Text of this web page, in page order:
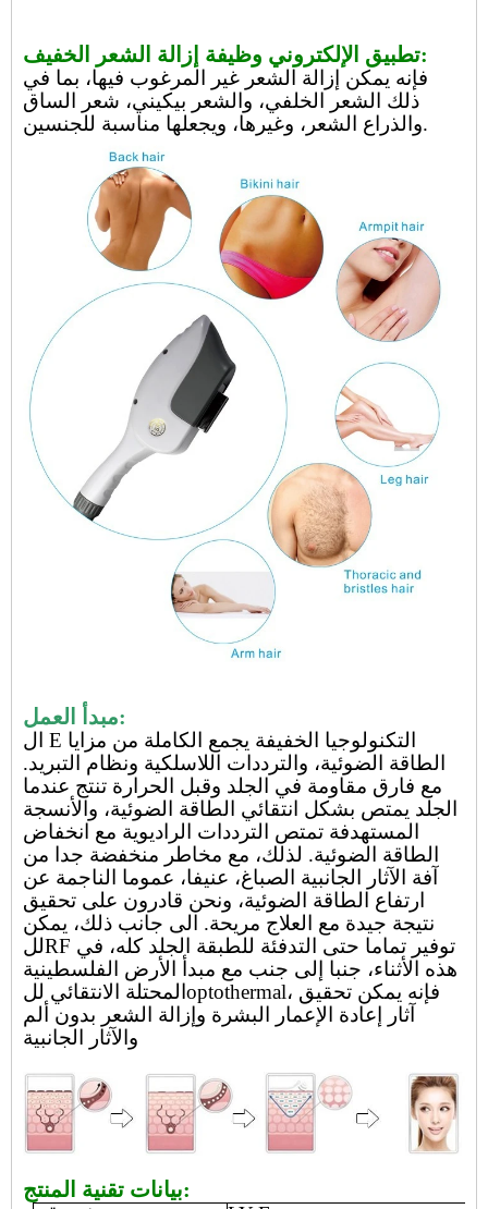
تطبيق الإلكتروني وظيفة إزالة الشعر الخفيف:
فإنه يمكن إزالة الشعر غير المرغوب فيها، بما في
ذلك الشعر الخلفي، والشعر بيكيني، شعر الساق
والذراع الشعر، وغيرها، ويجعلها مناسبة للجنسين.
مبدأ العمل:
E التكنولوجيا الخفيفة يجمع الكاملة من مزايا
الطاقة الضوئية، والترددات اللاسلكية ونظام التبريد.
مع فارق مقاومة في الجلد وقبل الحرارة تنتج عندما
الجلد يمتص بشكل انتقائي الطاقة الضوئية، والأنسجة
المستهدفة تمتص الترددات الراديوية مع انخفاض
الطاقة الضوئية. لذلك، مع مخاطر منخفضة جدا من
آفة الآثار الجانبية الصباغ، عنيفا، عموما الناجمة عن
ارتفاع الطاقة الضوئية، ونحن قادرون على تحقيق
نتيجة جيدة مع العلاج مريحة. الى جانب ذلك، يمكن
للRF توفير تماما حتى التدفئة للطبقة الجلد كله، في
هذه الأثناء، جنبا إلى جنب مع مبدأ الأرض الفلسطينية
المحتلة الانتقائي للoptothermal، فإنه يمكن تحقيق
آثار إعادة الإعمار البشرة وإزالة الشعر بدون ألم
والآثار الجانبية
بيانات تقنية المنتج: